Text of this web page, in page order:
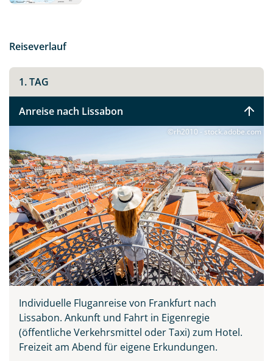
bedeutet – Saudade, die Emotionen von Portugal zu
Reiseverlauf
1. TAG
Anreise nach Lissabon
©rh2010 - stock.adobe.com
Individuelle Fluganreise von Frankfurt nach
Lissabon. Ankunft und Fahrt in Eigenregie
(öffentliche Verkehrsmittel oder Taxi) zum Hotel.
Freizeit am Abend für eigene Erkundungen.